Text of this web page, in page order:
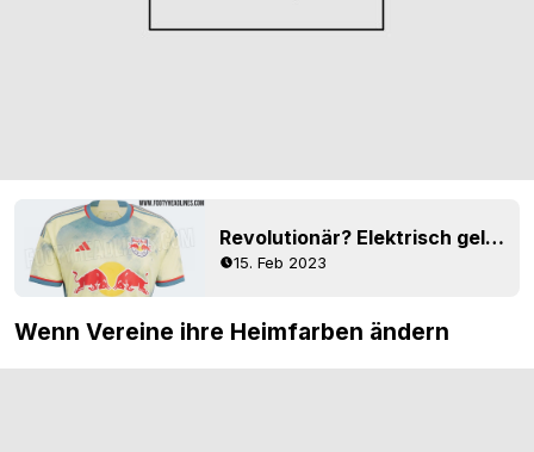
Revolutionär? Elektrisch gelbes Trikot der New York Red Bulls 2023 enthüllt
15. Feb 2023
Wenn Vereine ihre Heimfarben ändern